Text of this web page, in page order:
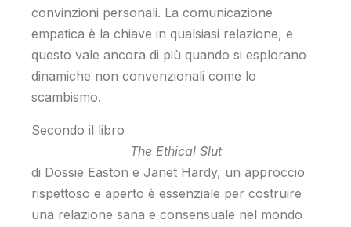
convinzioni personali. La comunicazione
empatica è la chiave in qualsiasi relazione, e
questo vale ancora di più quando si esplorano
dinamiche non convenzionali come lo
scambismo.
Secondo il libro
The Ethical Slut
di Dossie Easton e Janet Hardy, un approccio
rispettoso e aperto è essenziale per costruire
una relazione sana e consensuale nel mondo